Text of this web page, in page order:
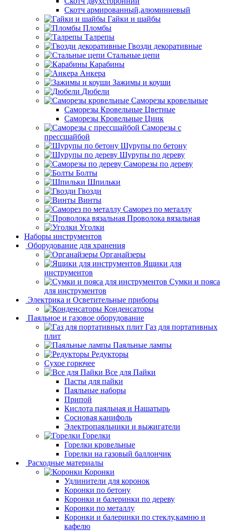
Скотч армированный,алюминиевый
Гайки и шайбы
Пломбы
Талрепы
Гвозди декоративные
Стальные цепи
Карабины
Анкера
Зажимы и коуши
Дюбели
Саморезы кровельные
Саморезы Кровельные Цветные
Саморезы Кровельные Цинк
Саморезы с
прессшайбой
Шурупы по бетону
Шурупы по дереву
Саморезы по дереву
Болты
Шпильки
Гвозди
Винты
Саморез по металлу
Проволока вязальная
Уголки
Наборы инструментов
Оборудование для хранения
Органайзеры
Ящики для
инструментов
Сумки и пояса
для инструментов
Электрика и Осветительные приборы
Конденсаторы
Паяльное и газовое оборудование
Газ для портативных
плит
Паяльные лампы
Редукторы
Сухое горючее
Все для Пайки
Пасты для пайки
Паяльные наборы
Припой
Кислота паяльная и Нашатырь
Сосновая канифоль
Электропаяльники и выжигатели
Горелки
Горелки кровельные
Горелки на газовый баллончик
Расходные материалы
Коронки
Удлинители для коронок
Коронки по бетону
Коронки и балеринки по дереву
Коронки по металлу
Коронки и балеринки по стеклу,камню и
кафелю